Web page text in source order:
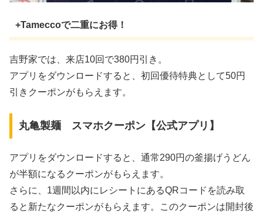
+Tameccoで二重にお得！
吉野家では、来店10回で380円引き。
アプリをダウンロードすると、初回優待特典として50円
引きクーポンがもらえます。
丸亀製麺 スマホクーポン【公式アプリ】
アプリをダウンロードすると、通常290円の釜揚げうどん
が半額になるクーポンがもらえます。
さらに、1週間以内に レシートにあるQRコードを読み取
ると新たなクーポンがもらえます。このクーポンは開封後